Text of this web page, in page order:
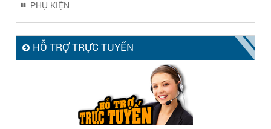
PHỤ KIỆN
HỖ TRỢ TRỰC TUYẾN